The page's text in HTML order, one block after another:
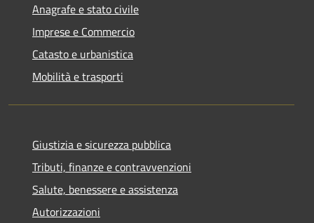
Anagrafe e stato civile
Imprese e Commercio
Catasto e urbanistica
Mobilità e trasporti
Giustizia e sicurezza pubblica
Tributi, finanze e contravvenzioni
Salute, benessere e assistenza
Autorizzazioni